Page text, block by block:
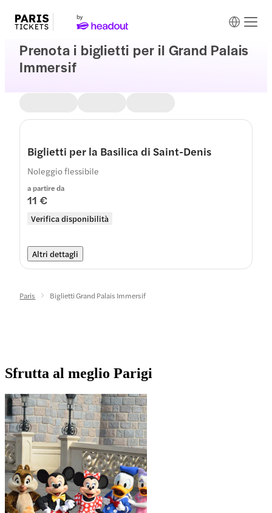
Prenota i biglietti per il Grand Palais
Immersif
Biglietti per la Basilica di Saint-Denis
a partire da
11 €
Verifica disponibilità
Noleggio flessibile
Altri dettagli
Paris Biglietti Grand Palais Immersif
Sfrutta al meglio Parigi